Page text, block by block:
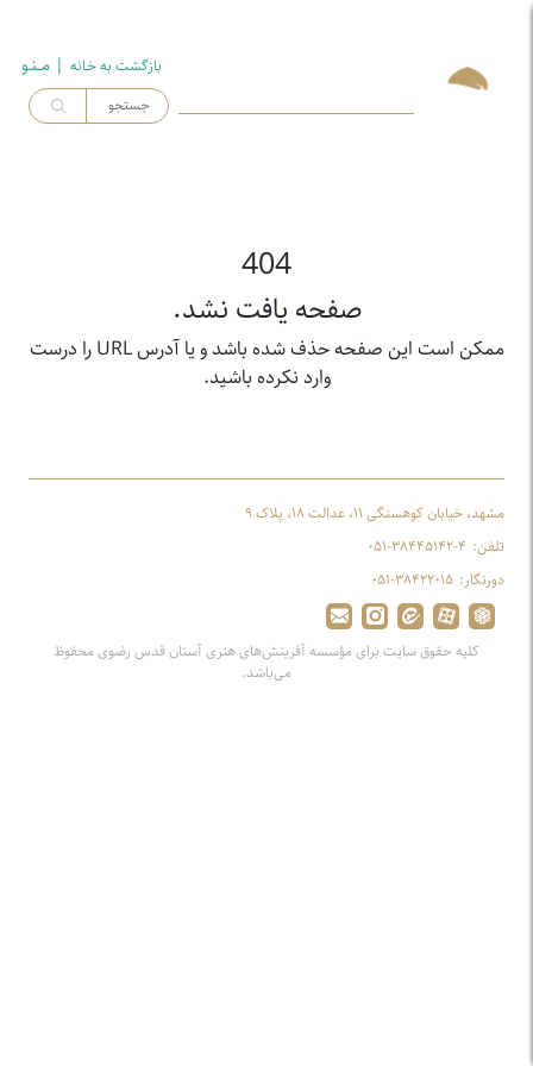
بازگشت به خـانه | مــنـو
404
صفحه یافت نشد.
ممکن است این صفحه حذف شده باشد و یا آدرس URL را درست
وارد نکرده باشید.
مشهد، خیابان کوهسنگی ۱۱، عدالت ۱۸، پلاک ۹
تلفن: ۰۵۱-۳۸۴۴۵۱۴۲-۴
دورنگار: ۰۵۱-۳۸۴۲۲۰۱۵
کلیه حقوق سایت برای مؤسسه آفرینش‌های هنری آستان قدس رضوی محفوظ
می‌باشد.